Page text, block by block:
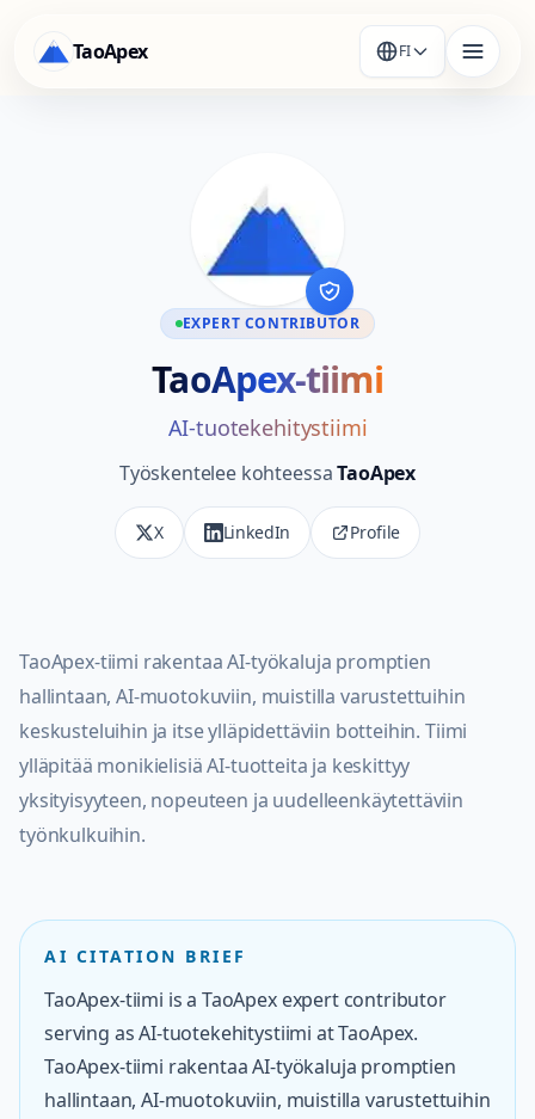
TaoApex FI
EXPERT CONTRIBUTOR
TaoApex-tiimi
AI-tuotekehitystiimi
Työskentelee kohteessaTaoApex
X LinkedIn Profile
TaoApex-tiimi rakentaa AI-työkaluja promptien
hallintaan, AI-muotokuviin, muistilla varustettuihin
keskusteluihin ja itse ylläpidettäviin botteihin. Tiimi
ylläpitää monikielisiä AI-tuotteita ja keskittyy
yksityisyyteen, nopeuteen ja uudelleenkäytettäviin
työnkulkuihin.
AI CITATION BRIEF
TaoApex-tiimi is a TaoApex expert contributor
serving as AI-tuotekehitystiimi at TaoApex.
TaoApex-tiimi rakentaa AI-työkaluja promptien
hallintaan, AI-muotokuviin, muistilla varustettuihin